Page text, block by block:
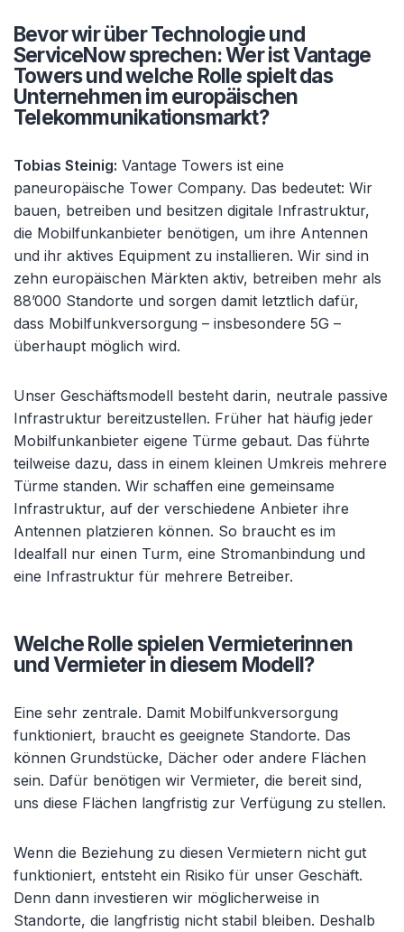
Bevor wir über Technologie und
ServiceNow sprechen: Wer ist Vantage
Towers und welche Rolle spielt das
Unternehmen im europäischen
Telekommunikationsmarkt?
Tobias Steinig: Vantage Towers ist eine
paneuropäische Tower Company. Das bedeutet: Wir
bauen, betreiben und besitzen digitale Infrastruktur,
die Mobilfunkanbieter benötigen, um ihre Antennen
und ihr aktives Equipment zu installieren. Wir sind in
zehn europäischen Märkten aktiv, betreiben mehr als
88’000 Standorte und sorgen damit letztlich dafür,
dass Mobilfunkversorgung – insbesondere 5G –
überhaupt möglich wird.
Unser Geschäftsmodell besteht darin, neutrale passive
Infrastruktur bereitzustellen. Früher hat häufig jeder
Mobilfunkanbieter eigene Türme gebaut. Das führte
teilweise dazu, dass in einem kleinen Umkreis mehrere
Türme standen. Wir schaffen eine gemeinsame
Infrastruktur, auf der verschiedene Anbieter ihre
Antennen platzieren können. So braucht es im
Idealfall nur einen Turm, eine Stromanbindung und
eine Infrastruktur für mehrere Betreiber.
Welche Rolle spielen Vermieterinnen
und Vermieter in diesem Modell?
Eine sehr zentrale. Damit Mobilfunkversorgung
funktioniert, braucht es geeignete Standorte. Das
können Grundstücke, Dächer oder andere Flächen
sein. Dafür benötigen wir Vermieter, die bereit sind,
uns diese Flächen langfristig zur Verfügung zu stellen.
Wenn die Beziehung zu diesen Vermietern nicht gut
funktioniert, entsteht ein Risiko für unser Geschäft.
Denn dann investieren wir möglicherweise in
Standorte, die langfristig nicht stabil bleiben. Deshalb